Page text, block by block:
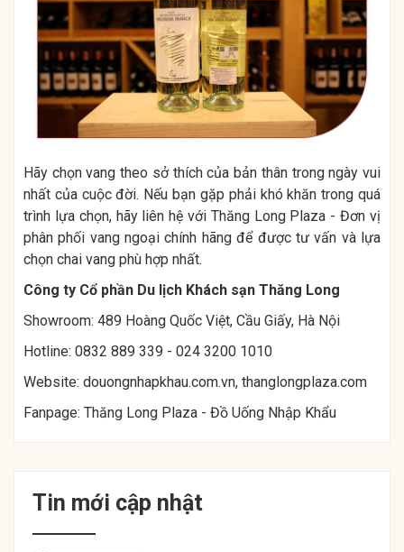
Hãy chọn vang theo sở thích của bản thân trong ngày vui
nhất của cuộc đời. Nếu bạn gặp phải khó khăn trong quá
trình lựa chọn, hãy liên hệ với Thăng Long Plaza - Đơn vị
phân phối vang ngoại chính hãng để được tư vấn và lựa
chọn chai vang phù hợp nhất.
Công ty Cổ phần Du lịch Khách sạn Thăng Long
Showroom: 489 Hoàng Quốc Việt, Cầu Giấy, Hà Nội
Hotline: 0832 889 339 - 024 3200 1010
Website: douongnhapkhau.com.vn, thanglongplaza.com
Fanpage: Thăng Long Plaza - Đồ Uống Nhập Khẩu
Tin mới cập nhật